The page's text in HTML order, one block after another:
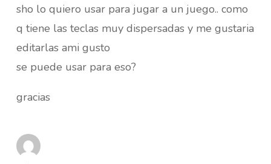
sho lo quiero usar para jugar a un juego.. como
q tiene las teclas muy dispersadas y me gustaria
editarlas ami gusto
se puede usar para eso?
gracias